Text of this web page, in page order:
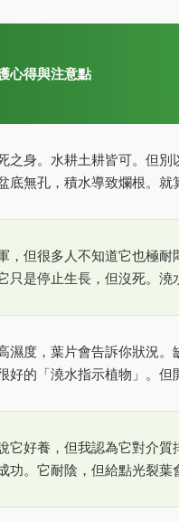
心得與注意點
之身。水耕土耕皆可。但別
底無孔，積水導致爛根。就
，但很多人不知道它也極
只是停止生長，但沒死。澆
濕度，葉片會告訴你狀況
好的「澆水指示植物」。但
它好養，但我認為它對介
功。它耐陰，但給點光裂葉